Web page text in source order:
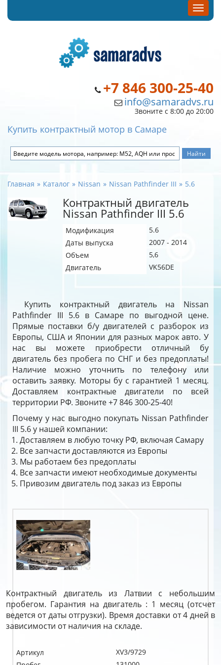
+7 846 300-25-40
info@samaradvs.ru
Звоните с 8:00 до 20:00
Купить контрактный мотор в Самаре
Главная Каталог Nissan Nissan Pathfinder III 5.6
Контрактный двигатель
Nissan Pathfinder III 5.6
Модификация
5.6
Даты выпуска
2007 - 2014
Объем
5,6
Двигатель
VK56DE
Купить контрактный двигатель на Nissan
Pathfinder III 5.6 в Самаре по выгодной цене.
Прямые поставки б/у двигателей с разборок из
Европы, США и Японии для разных марок авто. У
нас вы можете приобрести отличный бу
двигатель без пробега по СНГ и без предоплаты!
Наличие можно уточнить по телефону или
оставить заявку. Моторы бу с гарантией 1 месяц.
Доставляем контрактные двигатели по всей
территории РФ. Звоните +7 846 300-25-40!
Почему у нас выгодно покупать Nissan Pathfinder
III 5.6 у нашей компании:
Доставляем в любую точку РФ, включая Самару
Все запчасти доставляются из Европы
Мы работаем без предоплаты
Все запчасти имеют необходимые документы
Привозим двигатель под заказ из Европы
Контрактный двигатель из Латвии с небольшим
пробегом. Гарантия на двигатель : 1 месяц (отсчет
ведется от даты отгрузки). Время доставки от 4 дней в
зависимости от наличия на складе.
Артикул
XV3/9729